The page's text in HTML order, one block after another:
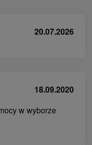
20.07.2026
18.09.2020
w wyborze